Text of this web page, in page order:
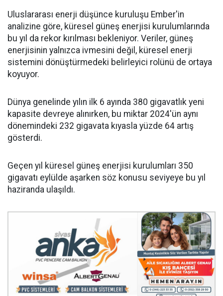
Uluslararası enerji düşünce kuruluşu Ember'in
analizine göre, küresel güneş enerjisi kurulumlarında
bu yıl da rekor kırılması bekleniyor. Veriler, güneş
enerjisinin yalnızca ivmesini değil, küresel enerji
sistemini dönüştürmedeki belirleyici rolünü de ortaya
koyuyor.
Dünya genelinde yılın ilk 6 ayında 380 gigavatlık yeni
kapasite devreye alınırken, bu miktar 2024'ün aynı
dönemindeki 232 gigavata kıyasla yüzde 64 artış
gösterdi.
Geçen yıl küresel güneş enerjisi kurulumları 350
gigavatı eylülde aşarken söz konusu seviyeye bu yıl
haziranda ulaşıldı.